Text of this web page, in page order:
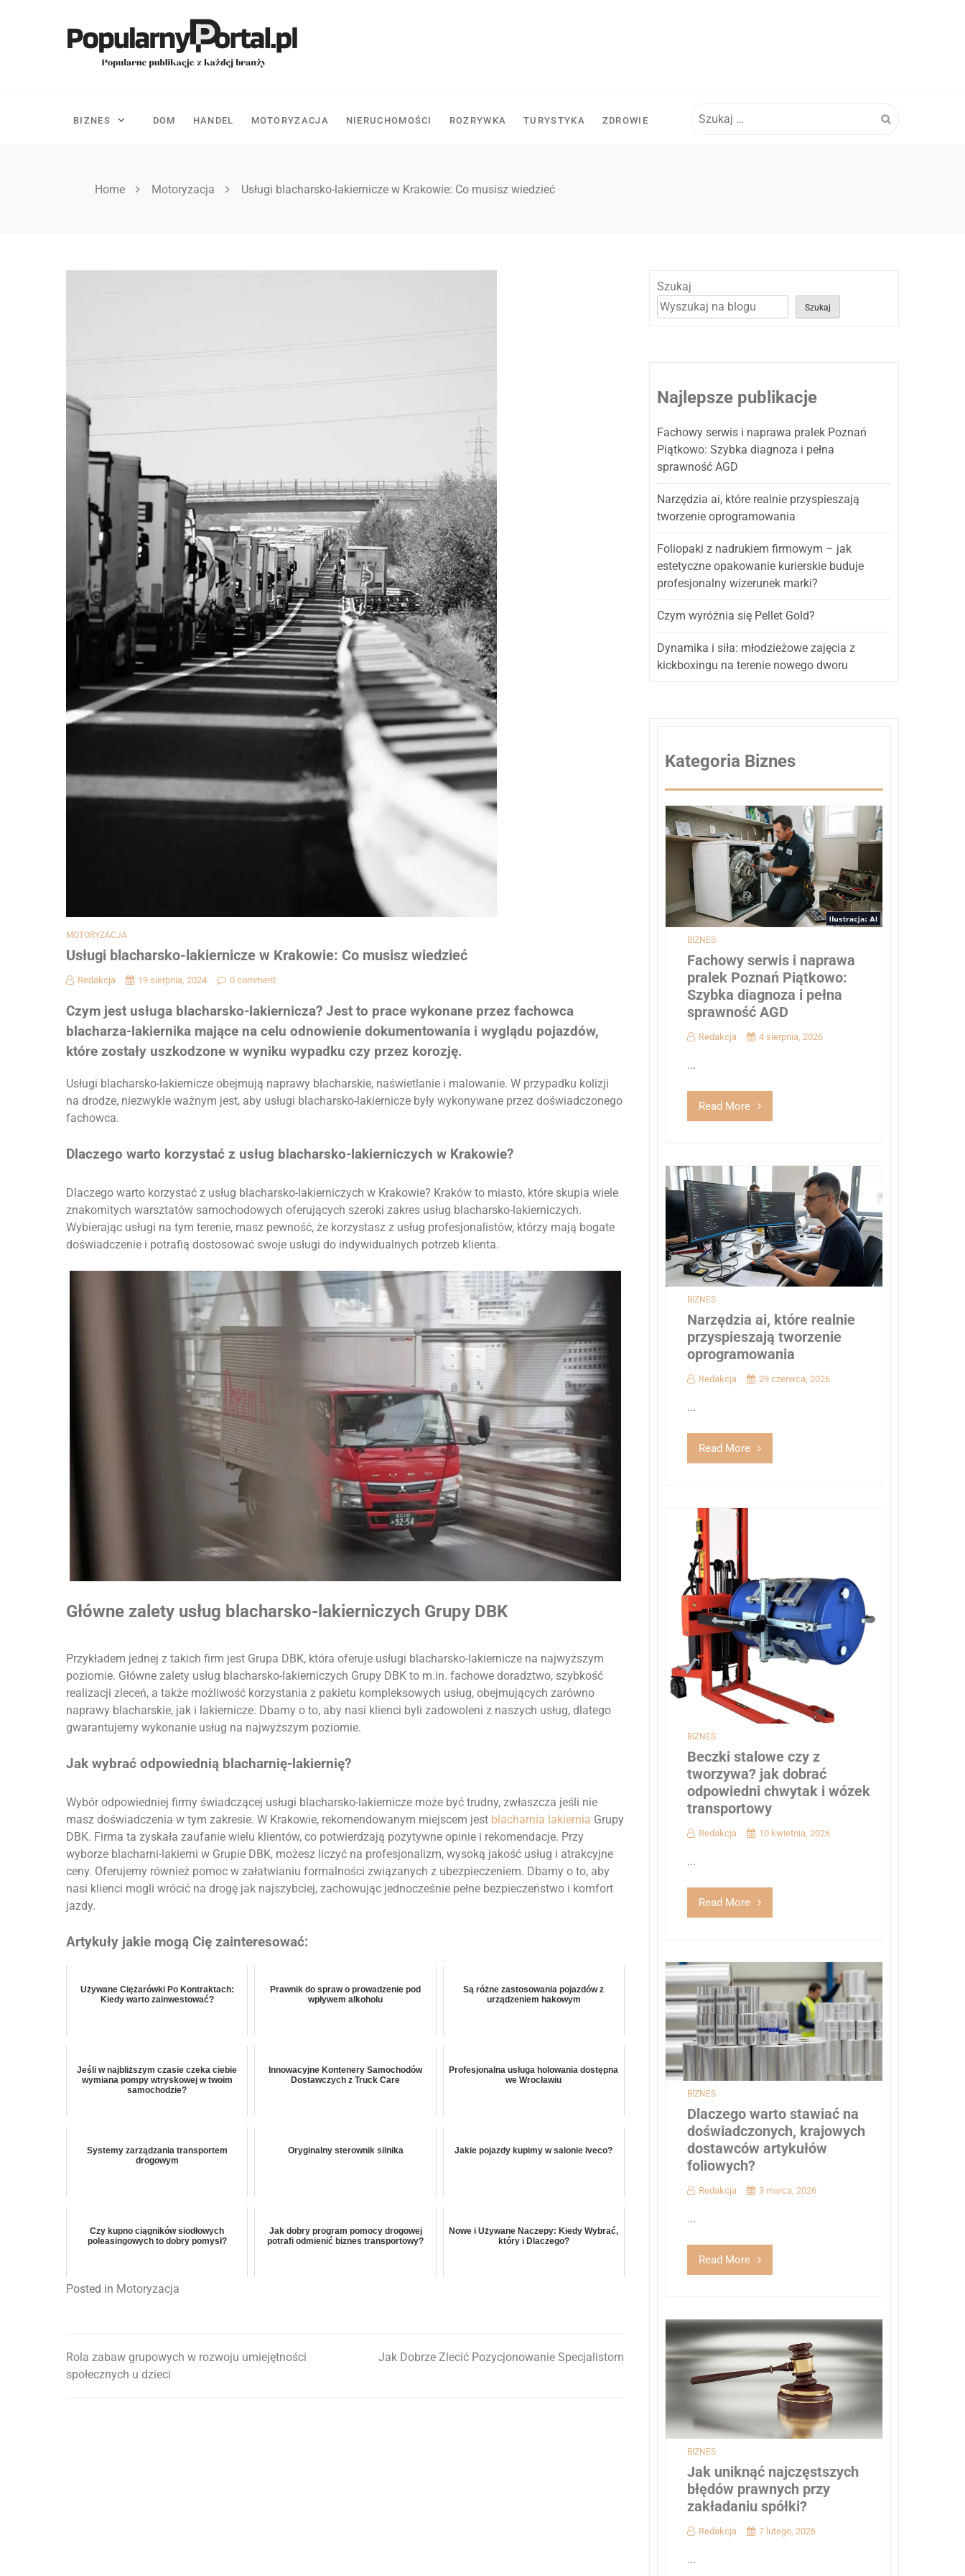
BIZNES DOM HANDEL MOTORYZACJA NIERUCHOMOŚCI ROZRYWKA TURYSTYKA ZDROWIE
Home Motoryzacja Usługi blacharsko-lakiernicze w Krakowie: Co musisz wiedzieć
MOTORYZACJA
Usługi blacharsko-lakiernicze w Krakowie: Co musisz wiedzieć
Redakcja 19 sierpnia, 2024 0 comment
Czym jest usługa blacharsko-lakiernicza? Jest to prace wykonane przez fachowca
blacharza-lakiernika mające na celu odnowienie dokumentowania i wyglądu pojazdów,
które zostały uszkodzone w wyniku wypadku czy przez korozję.
Usługi blacharsko-lakiernicze obejmują naprawy blacharskie, naświetlanie i malowanie. W przypadku kolizji
na drodze, niezwykle ważnym jest, aby usługi blacharsko-lakiernicze były wykonywane przez doświadczonego
fachowca.
Dlaczego warto korzystać z usług blacharsko-lakierniczych w Krakowie?
Dlaczego warto korzystać z usług blacharsko-lakierniczych w Krakowie? Kraków to miasto, które skupia wiele
znakomitych warsztatów samochodowych oferujących szeroki zakres usług blacharsko-lakierniczych.
Wybierając usługi na tym terenie, masz pewność, że korzystasz z usług profesjonalistów, którzy mają bogate
doświadczenie i potrafią dostosować swoje usługi do indywidualnych potrzeb klienta.
Główne zalety usług blacharsko-lakierniczych Grupy DBK
Przykładem jednej z takich firm jest Grupa DBK, która oferuje usługi blacharsko-lakiernicze na najwyższym
poziomie. Główne zalety usług blacharsko-lakierniczych Grupy DBK to m.in. fachowe doradztwo, szybkość
realizacji zleceń, a także możliwość korzystania z pakietu kompleksowych usług, obejmujących zarówno
naprawy blacharskie, jak i lakiernicze. Dbamy o to, aby nasi klienci byli zadowoleni z naszych usług, dlatego
gwarantujemy wykonanie usług na najwyższym poziomie.
Jak wybrać odpowiednią blacharnię-lakiernię?
Wybór odpowiedniej firmy świadczącej usługi blacharsko-lakiernicze może być trudny, zwłaszcza jeśli nie
masz doświadczenia w tym zakresie. W Krakowie, rekomendowanym miejscem jest blacharnia lakiernia Grupy
DBK. Firma ta zyskała zaufanie wielu klientów, co potwierdzają pozytywne opinie i rekomendacje. Przy
wyborze blacharni-lakierni w Grupie DBK, możesz liczyć na profesjonalizm, wysoką jakość usług i atrakcyjne
ceny. Oferujemy również pomoc w załatwianiu formalności związanych z ubezpieczeniem. Dbamy o to, aby
nasi klienci mogli wrócić na drogę jak najszybciej, zachowując jednocześnie pełne bezpieczeństwo i komfort
jazdy.
Artykuły jakie mogą Cię zainteresować:
Używane Ciężarówki Po Kontraktach:
Kiedy warto zainwestować?
Prawnik do spraw o prowadzenie pod
wpływem alkoholu
Są różne zastosowania pojazdów z
urządzeniem hakowym
Jeśli w najbliższym czasie czeka ciebie
wymiana pompy wtryskowej w twoim
samochodzie?
Innowacyjne Kontenery Samochodów
Dostawczych z Truck Care
Profesjonalna usługa holowania dostępna
we Wrocławiu
Systemy zarządzania transportem
drogowym
Oryginalny sterownik silnika Jakie pojazdy kupimy w salonie Iveco?
Czy kupno ciągników siodłowych
poleasingowych to dobry pomysł?
Jak dobry program pomocy drogowej
potrafi odmienić biznes transportowy?
Nowe i Używane Naczepy: Kiedy Wybrać,
który i Dlaczego?
Posted in Motoryzacja
Nawigacja
wpisu
Rola zabaw grupowych w rozwoju umiejętności
społecznych u dzieci
Jak Dobrze Zlecić Pozycjonowanie Specjalistom
Szukaj
Szukaj
Najlepsze publikacje
Fachowy serwis i naprawa pralek Poznań
Piątkowo: Szybka diagnoza i pełna
sprawność AGD
Narzędzia ai, które realnie przyspieszają
tworzenie oprogramowania
Foliopaki z nadrukiem firmowym – jak
estetyczne opakowanie kurierskie buduje
profesjonalny wizerunek marki?
Czym wyróżnia się Pellet Gold?
Dynamika i siła: młodzieżowe zajęcia z
kickboxingu na terenie nowego dworu
Kategoria Biznes
BIZNES
Fachowy serwis i naprawa
pralek Poznań Piątkowo:
Szybka diagnoza i pełna
sprawność AGD
Redakcja 4 sierpnia, 2026
...
Read More
BIZNES
Narzędzia ai, które realnie
przyspieszają tworzenie
oprogramowania
Redakcja 29 czerwca, 2026
...
Read More
BIZNES
Beczki stalowe czy z
tworzywa? jak dobrać
odpowiedni chwytak i wózek
transportowy
Redakcja 10 kwietnia, 2026
...
Read More
BIZNES
Dlaczego warto stawiać na
doświadczonych, krajowych
dostawców artykułów
foliowych?
Redakcja 3 marca, 2026
...
Read More
BIZNES
Jak uniknąć najczęstszych
błędów prawnych przy
zakładaniu spółki?
Redakcja 7 lutego, 2026
...